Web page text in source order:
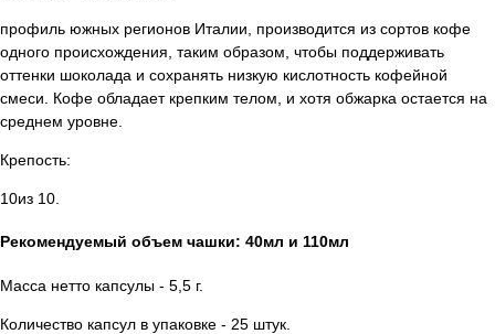
профиль южных регионов Италии, производится из сортов кофе
одного происхождения, таким образом, чтобы поддерживать
оттенки шоколада и сохранять низкую кислотность кофейной
смеси. Кофе обладает крепким телом, и хотя обжарка остается на
среднем уровне.
Крепость:
10из 10.
Рекомендуемый объем чашки: 40мл и 110мл
Масса нетто капсулы - 5,5 г.
Количество капсул в упаковке - 25 штук.